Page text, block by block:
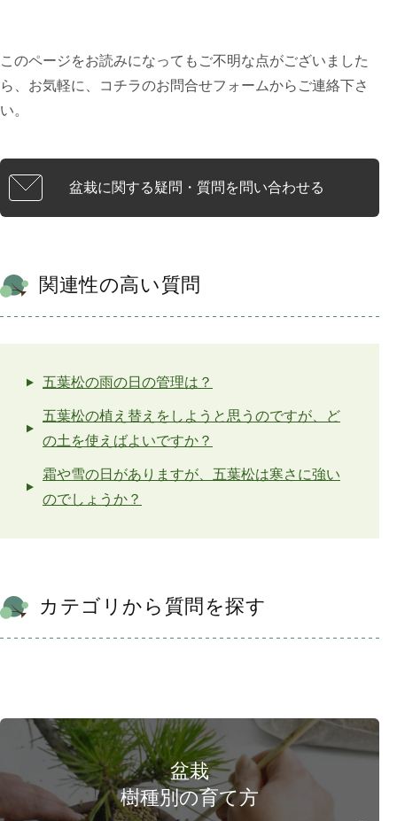
このページをお読みになってもご不明な点がございました
ら、お気軽に、コチラのお問合せフォームからご連絡下さ
い。
盆栽に関する疑問・質問を問い合わせる
関連性の高い質問
五葉松の雨の日の管理は？
五葉松の植え替えをしようと思うのですが、ど
の土を使えばよいですか？
霜や雪の日がありますが、五葉松は寒さに強い
のでしょうか？
カテゴリから質問を探す
盆栽
樹種別の育て方